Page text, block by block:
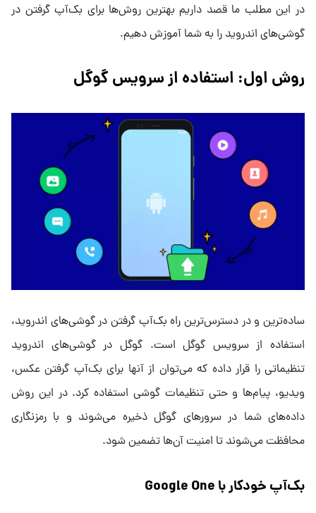
در این مطلب ما قصد داریم بهترین روش‌ها برای بک‌آپ گرفتن در
گوشی‌های اندروید را به شما آموزش دهیم.
روش اول: استفاده از سرویس گوگل
ساده‌ترین و در دسترس‌ترین راه بک‌آپ گرفتن در گوشی‌های اندروید،
استفاده از سرویس گوگل است. گوگل در گوشی‌های اندروید
تنظیماتی را قرار داده که می‌توان از آنها برای بک‌آپ گرفتن عکس،
ویدیو، پیام‌ها و حتی تنظیمات گوشی استفاده کرد. در این روش
داده‌های شما در سرورهای گوگل ذخیره می‌شوند و با رمزنگاری
محافظت می‌شوند تا امنیت آن‌ها تضمین شود.
بک‌آپ خودکار با Google One